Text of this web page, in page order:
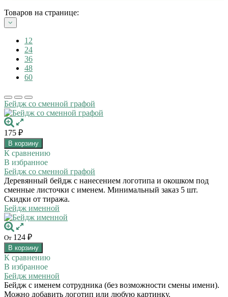
Товаров на странице:
12
24
36
48
60
Бейдж со сменной графой
175 ₽
В корзину
К сравнению
В избранное
Бейдж со сменной графой
Деревянный бейдж с нанесением логотипа и окошком под
сменные листочки с именем. Минимальный заказ 5 шт.
Скидки от тиража.
Бейдж именной
От 124 ₽
В корзину
К сравнению
В избранное
Бейдж именной
Бейдж с именем сотрудника (без возможности смены имени).
Можно добавить логотип или любую картинку.